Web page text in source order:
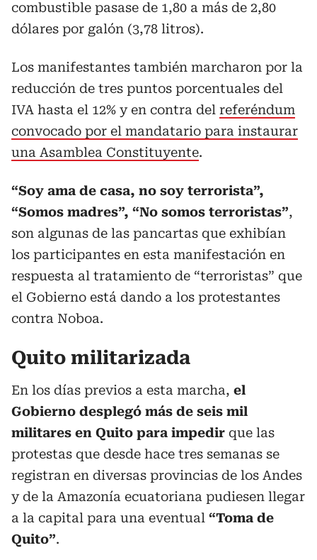
combustible pasase de 1,80 a más de 2,80
dólares por galón (3,78 litros).
Los manifestantes también marcharon por la
reducción de tres puntos porcentuales del
IVA hasta el 12% y en contra del referéndum
convocado por el mandatario para instaurar
una Asamblea Constituyente.
“Soy ama de casa, no soy terrorista”,
“Somos madres”, “No somos terroristas”,
son algunas de las pancartas que exhibían
los participantes en esta manifestación en
respuesta al tratamiento de “terroristas” que
el Gobierno está dando a los protestantes
contra Noboa.
Quito militarizada
En los días previos a esta marcha, el
Gobierno desplegó más de seis mil
militares en Quito para impedir que las
protestas que desde hace tres semanas se
registran en diversas provincias de los Andes
y de la Amazonía ecuatoriana pudiesen llegar
a la capital para una eventual “Toma de
Quito”.